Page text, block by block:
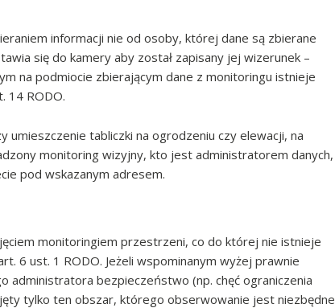
informacji nie od osoby, której dane są zbierane
się do kamery aby został zapisany jej wizerunek –
na podmiocie zbierającym dane z monitoringu istnieje
14 RODO.
tabliczki na ogrodzeniu czy elewacji, na
monitoring wizyjny, kto jest administratorem danych,
pod wskazanym adresem.
monitoringiem przestrzeni, co do której nie istnieje
6 ust. 1 RODO. Jeżeli wspominanym wyżej prawnie
bezpieczeństwo (np. chęć ograniczenia
tylko ten obszar, którego obserwowanie jest niezbędne